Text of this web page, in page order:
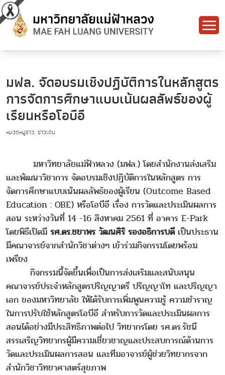
มฟล. จัดอบรมเชิงปฏิบัติการในหลักสูตร
การจัดการศึกษาแบบเน้นผลลัพธ์ของผู้
เรียนหรือโอบีอี
หมวดหมู่ข่าว: ข่าวเด่น
มหาวิทยาลัยแม่ฟ้าหลวง (มฟล.) โดยสำนักงานส่งเสริม
และพัฒนาวิชาการ จัดอบรมเชิงปฏิบัติการในหลักสูตร การ
จัดการศึกษาแบบเน้นผลลัพธ์ของผู้เรียน (Outcome Based
Education : OBE) หรือโอบีอี เรื่อง การวัดและประเมินผลการ
สอน ระหว่างวันที่ 14 -16 สิงหาคม 2561 ที่ อาคาร E-Park
โดยพิธีเปิดมี รศ.ดร.ชยาพร วัฒนศิริ รองอธิการบดีเป็นประธาน
มีคณาจารย์จากสำนักวิชาต่างๆ เข้าร่วมกิจกรรมโดยพร้อม
เพรียง
กิจกรรมนี้จัดขึ้นเพื่อเป็นการส่งเสริมและสนับสนุน
คณาจารย์ประจำหลักสูตรปริญญาตรี ปริญญาโท และปริญญา
เอก ของมหาวิทยาลัย ให้ได้รับการเพิ่มพูนความรู้ ความชำราญ
ในการปรับใช้หลักสูตรโอบีอี สำหรับการวัดและประเมินผลการ
สอนได้อย่างมีประสิทธิภาพต่อไป วิทยากรโดย รศ.ดร.รัชนี
สรรเสริญวิทยากรผู้มีความเชี่ยวชาญและประสบการณ์ด้านการ
วัดและประเมินผลการสอน และทีมอาจารย์ผู้ช่วยวิทยากรจาก
สำนักวิชาวิทยาศาสตร์สุขภาพ